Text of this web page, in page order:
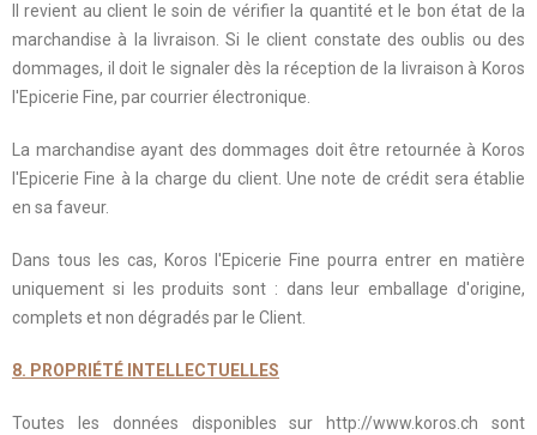
Il revient au client le soin de vérifier la quantité et le bon état de la
marchandise à la livraison. Si le client constate des oublis ou des
dommages, il doit le signaler dès la réception de la livraison à Koros
l'Epicerie Fine, par courrier électronique.
La marchandise ayant des dommages doit être retournée à Koros
l'Epicerie Fine à la charge du client. Une note de crédit sera établie
en sa faveur.
Dans tous les cas, Koros l'Epicerie Fine pourra entrer en matière
uniquement si les produits sont : dans leur emballage d'origine,
complets et non dégradés par le Client.
8. PROPRIÉTÉ INTELLECTUELLES
Toutes les données disponibles sur http://www.koros.ch sont